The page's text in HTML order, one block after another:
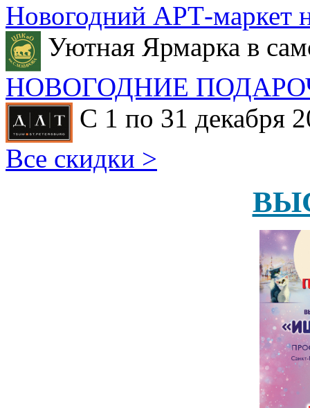
Новогодний АРТ-маркет
Уютная Ярмарка в
НОВОГОДНИЕ
С 1 по 31 декабря
Все скидки >